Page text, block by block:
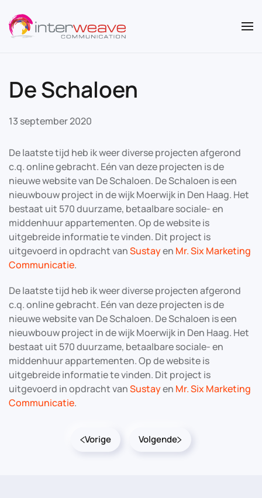
Overslaan en naar de inhoud gaan
De Schaloen
13 september 2020
De laatste tijd heb ik weer diverse projecten afgerond
c.q. online gebracht. Eén van deze projecten is de
nieuwe website van De Schaloen. De Schaloen is een
nieuwbouw project in de wijk Moerwijk in Den Haag. Het
bestaat uit 570 duurzame, betaalbare sociale- en
middenhuur appartementen. Op de website is
uitgebreide informatie te vinden. Dit project is
uitgevoerd in opdracht vanSustayen Mr. Six Marketing
Communicatie.
De laatste tijd heb ik weer diverse projecten afgerond
c.q. online gebracht. Eén van deze projecten is de
nieuwe website van De Schaloen. De Schaloen is een
nieuwbouw project in de wijk Moerwijk in Den Haag. Het
bestaat uit 570 duurzame, betaalbare sociale- en
middenhuur appartementen. Op de website is
uitgebreide informatie te vinden. Dit project is
uitgevoerd in opdracht vanSustayen Mr. Six Marketing
Communicatie.
Vorige Volgende